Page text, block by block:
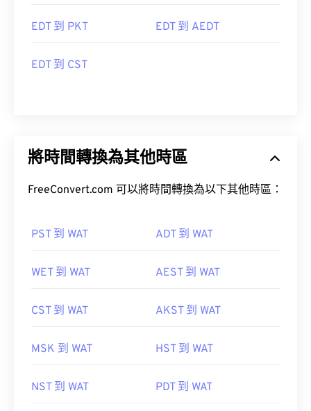
EDT 到 PKT EDT 到 AEDT
EDT 到 CST
將時間轉換為其他時區
FreeConvert.com 可以將時間轉換為以下其他時區：
PST 到 WAT ADT 到 WAT
WET 到 WAT AEST 到 WAT
CST 到 WAT AKST 到 WAT
MSK 到 WAT HST 到 WAT
NST 到 WAT PDT 到 WAT